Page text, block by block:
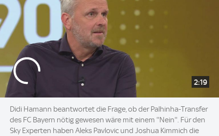
2:19
Didi Hamann beantwortet die Frage, ob der Palhinha-Transfer
des FC Bayern nötig gewesen wäre mit einem ''Nein''. Für den
Sky Experten haben Aleks Pavlovic und Joshua Kimmich die